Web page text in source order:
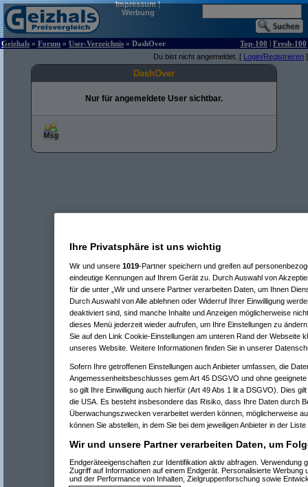
Impressum|
Werbung
Geizhals » Forum » User-Verzeichnis » DashOver Top-100 | Fresh-100
Du bist nicht angemeldet. [ Login/Registrieren ]
DashOver
Nur für angemeldete User sichtbar.
Ihre Privatsphäre ist uns wichtig
Wir und unsere 1019-Partner speichern und greifen auf
eindeutige Kennungen auf Ihrem Gerät zu. Durch Auswahl von
für die unter „Wir und unsere Partner verarbeiten Daten, um Ihnen
Durch Auswahl von Alle ablehnen oder Widerruf Ihrer Einwilligung
deaktiviert sind, sind manche Inhalte und Anzeigen möglicherweise
dieses Menü jederzeit wieder aufrufen, um Ihre Einstellungen zu
Sie auf den Link Cookie-Einstellungen am unteren Rand der Webseite
unseres Website. Weitere Informationen finden Sie in unserer
Sofern Ihre getroffenen Einstellungen auch Anbieter umfassen, die
Angemessenheitsbeschlusses gem Art 45 DSGVO und ohne
so gilt Ihre Einwilligung auch hierfür (Art 49 Abs 1 lit a DSGVO). Dies
die USA. Es besteht insbesondere das Risiko, dass Ihre Daten durch
Überwachungszwecken verarbeitet werden können, möglicherweise
können Sie abstellen, in dem Sie bei dem jeweiligen Anbieter in der
Wir und unsere Partner verarbeiten Daten, um
Endgeräteeigenschaften zur Identifikation aktiv abfragen. Verwendung
Zugriff auf Informationen auf einem Endgerät. Personalisierte Werbung
und der Performance von Inhalten, Zielgruppenforschung sowie